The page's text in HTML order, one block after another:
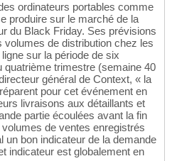
ordinateurs portables comme
produire sur le marché de la
du Black Friday. Ses prévisions
volumes de distribution chez les
sur la période de six
quatrième trimestre (semaine 40
général de Context, « la
pour cet événement en
livraisons aux détaillants et
partie écoulées avant la fin
de ventes enregistrés
un bon indicateur de la demande
indicateur est globalement en